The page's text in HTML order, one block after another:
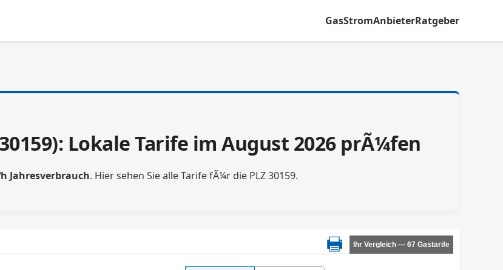
GasStromAnbieterRatgeber
Lokale Tarife im August 2026 prÃ¼fen
Jahresverbrauch. Hier sehen Sie alle Tarife fÃ¼r die PLZ 30159.